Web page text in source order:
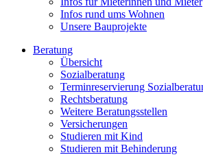
Infos rund ums Wohnen
Unsere Bauprojekte
Beratung
Übersicht
Sozialberatung
Terminreservierung
Rechtsberatung
Weitere Beratungsstellen
Versicherungen
Studieren mit Kind
Studieren mit Behinderung